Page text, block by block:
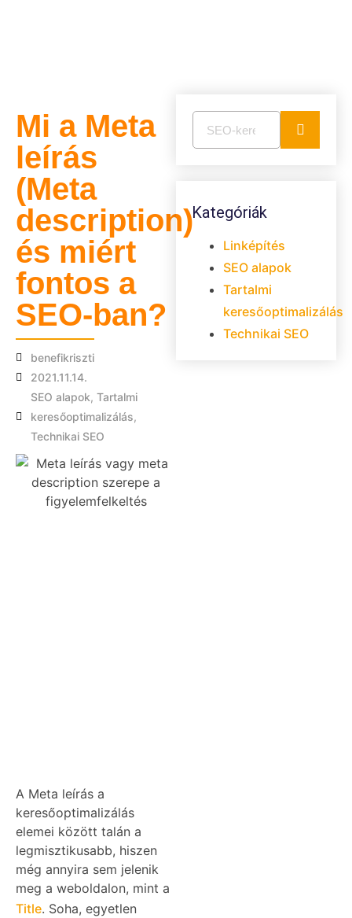
Mi a Meta
leírás
(Meta
description)
és miért
fontos a
SEO-ban?
benefikriszti
2021.11.14.
SEO alapok, Tartalmi
keresőoptimalizálás,
Technikai SEO
A Meta leírás a
keresőoptimalizálás
elemei között talán a
legmisztikusabb, hiszen
még annyira sem jelenik
meg a weboldalon, mint a
Title. Soha, egyetlen
Kategóriák
Linképítés
SEO alapok
Tartalmi
keresőoptimalizálás
Technikai SEO